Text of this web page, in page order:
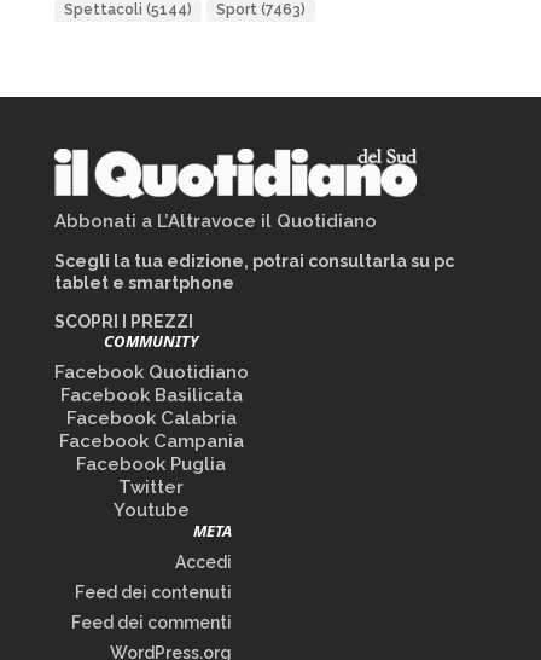
Spettacoli (5144) Sport(7463)
Abbonati a L’Altravoce il Quotidiano
Scegli la tua edizione, potrai consultarla su pc
tablet e smartphone
SCOPRI I PREZZI
COMMUNITY
Facebook Quotidiano
Facebook Basilicata
Facebook Calabria
Facebook Campania
Facebook Puglia
Twitter
Youtube
META
Accedi
Feed dei contenuti
Feed dei commenti
WordPress.org